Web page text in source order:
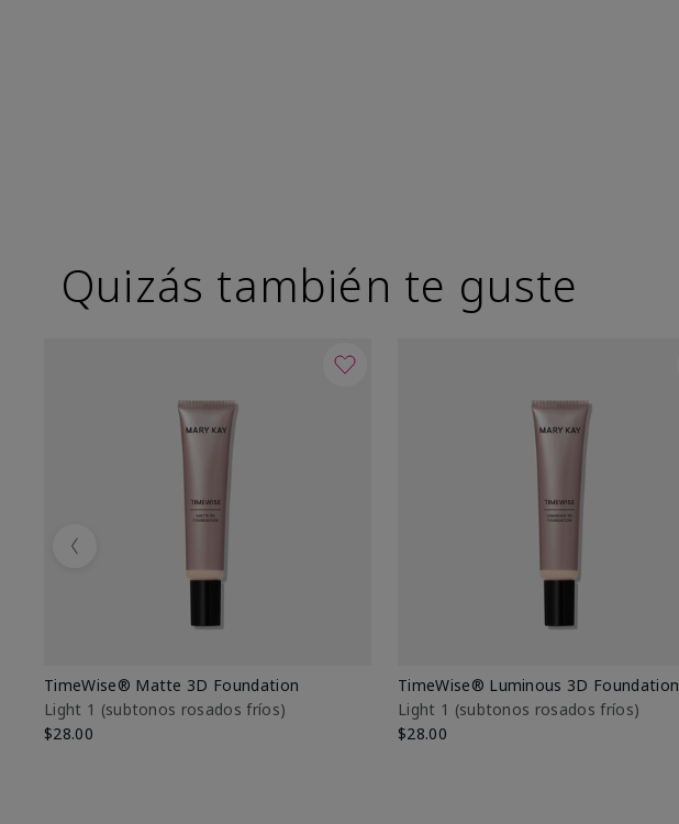
Quizás también te guste
TimeWise® Matte 3D Foundation
Light 1​ (subtonos rosados fríos)
$28.00
TimeWise® Luminous 3D Foundation
Light 1​ (subtonos rosados fríos)
$28.00
Previous